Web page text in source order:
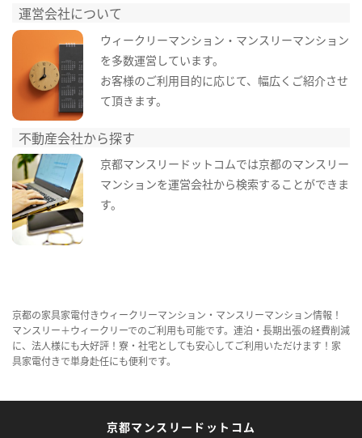
運営会社について
ウィークリーマンション・マンスリーマンション
を多数運営しています。
お客様のご利用目的に応じて、幅広くご紹介させ
て頂きます。
不動産会社から探す
京都マンスリードットコムでは京都のマンスリー
マンションを運営会社から検索することができま
す。
京都の家具家電付きウィークリーマンション・マンスリーマンション情報！
マンスリー＋ウィークリーでのご利用も可能です。連泊・長期出張の経費削減
に、法人様にも大好評！寮・社宅としても安心してご利用いただけます！家
具家電付きで単身赴任にも便利です。
京都マンスリードットコム